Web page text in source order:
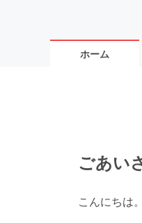
ホーム
ごあい
こんにちは